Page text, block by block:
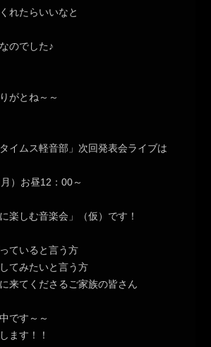
れたらいいなと
のでした♪
がとね～～
イムス軽音部」次回発表会ライブは
）お昼12：00～
楽しむ音楽会」（仮）です！
ていると言う方
てみたいと言う方
来てくださるご家族の皆さん
です～～
ます！！